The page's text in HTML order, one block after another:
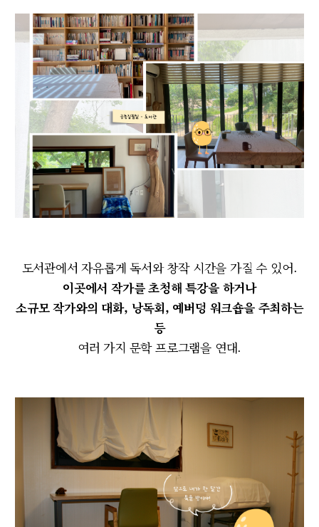
도서관에서 자유롭게 독서와 창작 시간을 가질 수 있어.
이곳에서 작가를 초청해 특강을 하거나
소규모 작가와의 대화, 낭독회, 예버덩 워크숍을 주최하는
등
여러 가지 문학 프로그램을 연대.